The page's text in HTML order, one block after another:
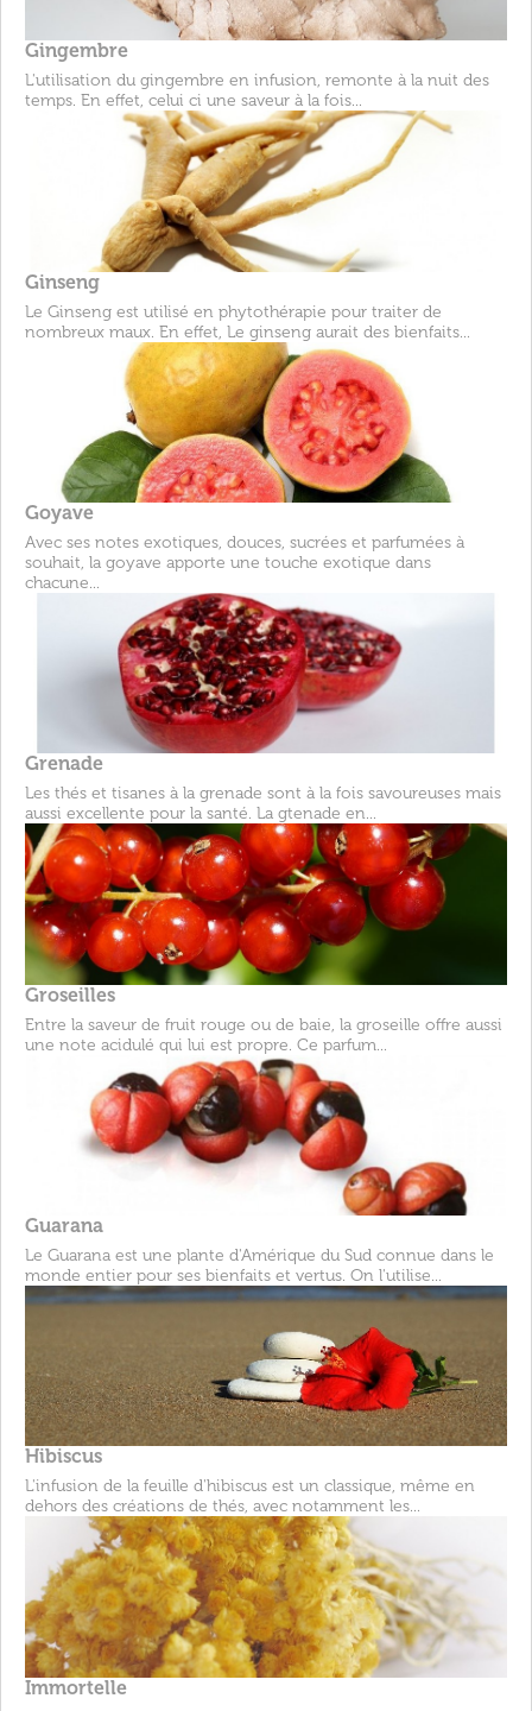
Gingembre
L'utilisation du gingembre en infusion, remonte à la nuit des
temps. En effet, celui ci une saveur à la fois...
Ginseng
Le Ginseng est utilisé en phytothérapie pour traiter de
nombreux maux. En effet, Le ginseng aurait des bienfaits...
Goyave
Avec ses notes exotiques, douces, sucrées et parfumées à
souhait, la goyave apporte une touche exotique dans
chacune...
Grenade
Les thés et tisanes à la grenade sont à la fois savoureuses mais
aussi excellente pour la santé. La gtenade en...
Groseilles
Entre la saveur de fruit rouge ou de baie, la groseille offre aussi
une note acidulé qui lui est propre. Ce parfum...
Guarana
Le Guarana est une plante d'Amérique du Sud connue dans le
monde entier pour ses bienfaits et vertus. On l'utilise...
Hibiscus
L'infusion de la feuille d'hibiscus est un classique, même en
dehors des créations de thés, avec notamment les...
Immortelle